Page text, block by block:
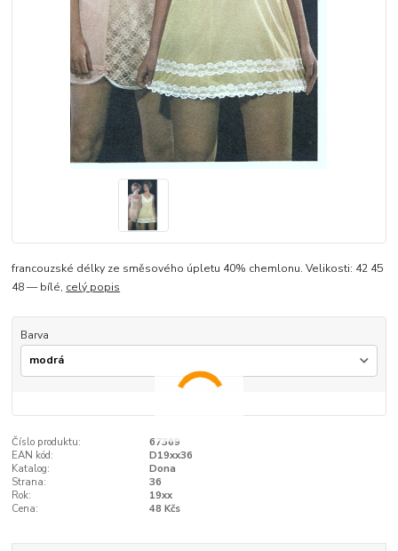
francouzské délky ze směsového úpletu 40% chemlonu. Velikosti: 42 45
48 — bílé, celý popis
Barva
Číslo produktu:
67369
EAN kód:
D19xx36
Katalog:
Dona
Strana:
36
Rok:
19xx
Cena:
48 Kčs